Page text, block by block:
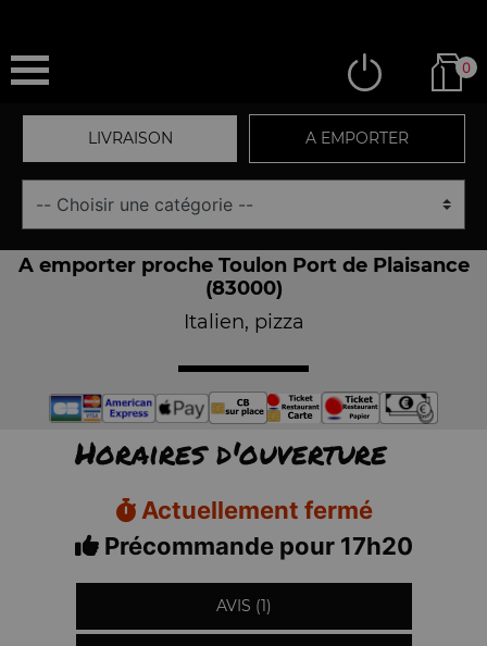
0
LIVRAISON A EMPORTER
A emporter proche Toulon Port de Plaisance
(83000)
Italien, pizza
Horaires d'ouverture
Actuellement fermé
Précommande pour 17h20
AVIS (1)